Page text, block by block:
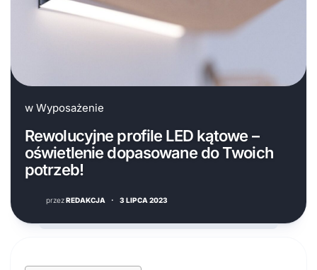
w Wyposażenie
Rewolucyjne profile LED kątowe –
oświetlenie dopasowane do Twoich
potrzeb!
przezREDAKCJA · 3 LIPCA 2023